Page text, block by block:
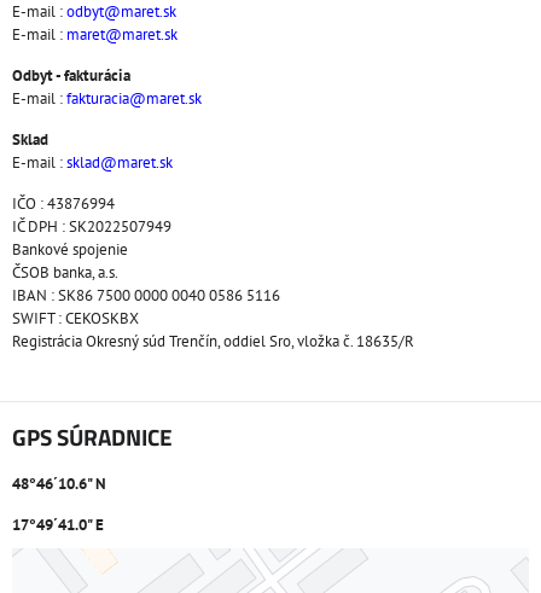
E-mail :odbyt@maret.sk
E-mail : maret@maret.sk
Odbyt - fakturácia
E-mail :fakturacia@maret.sk
Sklad
E-mail :sklad@maret.sk
IČO : 43876994
IČ DPH : SK2022507949
Bankové spojenie
ČSOB banka, a.s.
IBAN : SK86 7500 0000 0040 0586 5116
SWIFT : CEKOSKBX
Registrácia Okresný súd Trenčín, oddiel Sro, vložka č. 18635/R
GPS SÚRADNICE
48°46´10.6" N
17°49´41.0" E